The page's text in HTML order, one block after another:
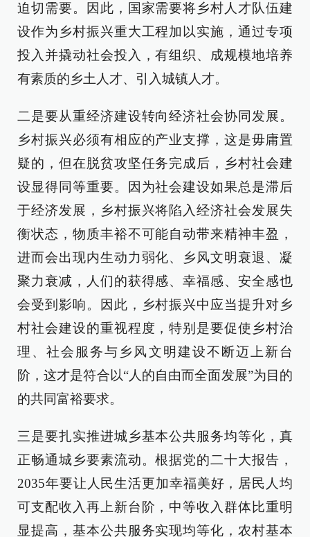
迫切需要。因此，国家需要将乡村人才队伍建
设作为乡村振兴重大工程加以实施，通过专项
投入并撬动社会投入，有组织、成规模地培养
有素质的乡土人才、引入城镇人才。
二是要从重经济建设转向经济社会协同发展。
乡村振兴必须有相应的产业支撑，这是毋庸置
疑的，但在脱贫攻坚任务完成后，乡村社会建
设显得同等重要。因为社会建设如果总是滞后
于经济发展，乡村振兴将陷入经济社会发展失
衡状态，物质丰裕不可能自动带来精神丰盈，
进而会出现内生动力弱化、乡风文明衰退、凝
聚力衰减，人们的获得感、幸福感、安全感也
会受到影响。因此，乡村振兴中应当提升对乡
村社会建设的重视程度，特别是要促使乡村治
理、社会服务与乡风文明建设不断迈上新台
阶，这才是符合以“人的自由而全面发展”为目的
的共同富裕要求。
三是要扎实推进城乡基本公共服务均等化，真
正畅通城乡要素流动。根据党的二十大报告，
2035年要让人民生活更加幸福美好，居民人均
可支配收入再上新台阶，中等收入群体比重明
显提高，基本公共服务实现均等化，农村基本